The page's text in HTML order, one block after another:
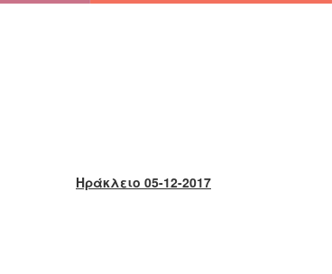
Ηράκλειο 05-12-2017